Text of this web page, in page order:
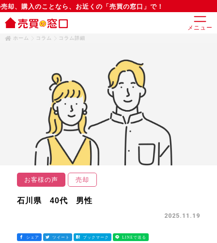
、購入のことなら、お近くの「売買の窓口」で！
メニュー
ホーム コラム コラム詳細
お客様の声 売却
石川県 40代 男性
2025.11.19